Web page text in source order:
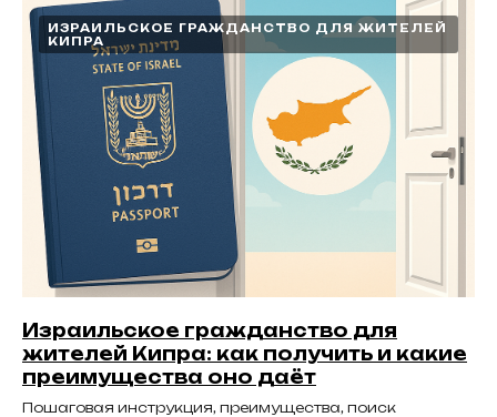
ИЗРАИЛЬСКОЕ ГРАЖДАНСТВО ДЛЯ ЖИТЕЛЕЙ
КИПРА
Израильское гражданство для
жителей Кипра: как получить и какие
преимущества оно даёт
Пошаговая инструкция, преимущества, поиск